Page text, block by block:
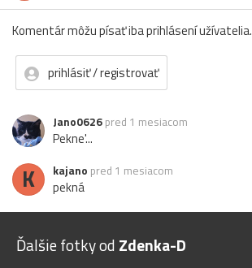
Komentár môžu písať iba prihlásení užívatelia.
prihlásiť / registrovať
Jano0626 pred 1 mesiacom
Pekne'...
K kajano pred 1 mesiacom
pekná
Ďalšie fotky od Zdenka-D